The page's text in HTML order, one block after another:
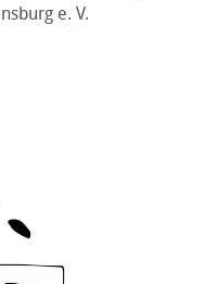
e. V.